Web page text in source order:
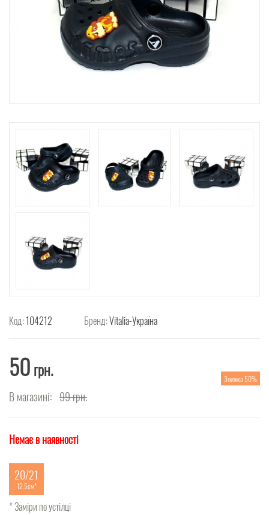
Код:104212 Бренд:Vitalia-Україна
50грн.
В магазині: 99грн.
Знижка 50%
Немає в наявності
20/21
12.5см
* Заміри по устілці